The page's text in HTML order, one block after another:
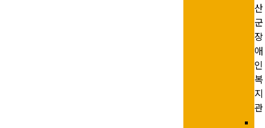
산
군
장
애
인
복
지
관